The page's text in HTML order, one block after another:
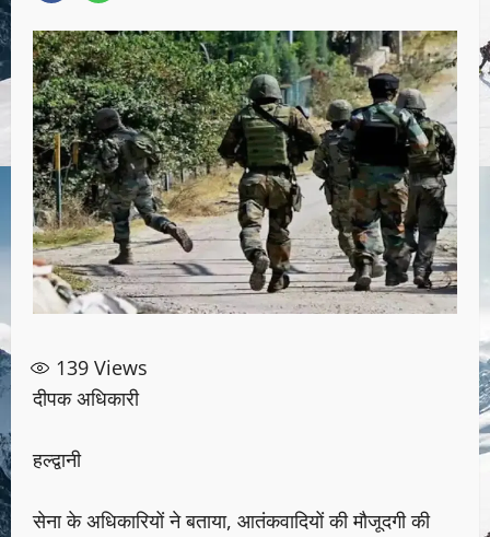
139 Views
दीपक अधिकारी
हल्द्वानी
सेना के अधिकारियों ने बताया, आतंकवादियों की मौजूदगी की